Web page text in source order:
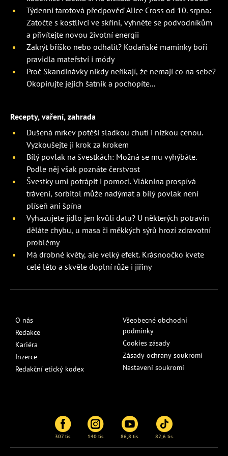
Týdenní tarotová předpověď Alice Cross od 10. srpna:
Zatočte s kostlivci ve skříni, vyhněte se podvodníkům
a přivítejte novou životní energii
Zakrýt bříško nebo odhalit? Kodaňské maminky boří
pravidla mateřství i módy
Proč Skandinávky nikdy neříkají, že nemají co na sebe?
Okopírujte jejich šatník a pochopíte...
Recepty, vaření, zahrada
Dušená mrkev potěší sladkou chutí i nízkou cenou.
Vyzkoušejte ji krok za krokem
Bílý povlak na švestkách: Možná se mu vyhýbáte.
Podle něj však poznáte čerstvost
Švestky umí potrápit i pomoci. Vláknina prospívá
trávení, sorbitol může nadýmat a bílý povlak není
plíseň ani špína
Vyhazujete jídlo jen kvůli datu? U některých potravin
děláte chybu, u masa či měkkých sýrů hrozí zdravotní
problémy
Má drobné květy, ale velký efekt. Krásnoočko kvete
celé léto a skvěle doplní růže i jiřiny
O nás
Redakce
Kariéra
Inzerce
Redakční etický kodex
Všeobecné obchodní
podmínky
Cookies zásady
Zásady ochrany soukromí
Nastavení soukromí
307 tis. 140 tis. 86,8 tis. 82,6 tis.